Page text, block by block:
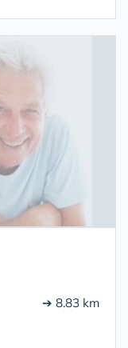
➔ 8.83 km